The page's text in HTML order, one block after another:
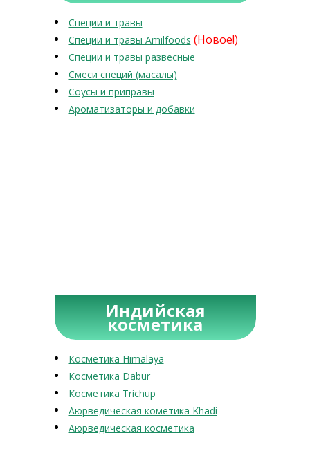
Специи и травы
Специи и травы Amilfoods (Новое!)
Специи и травы развесные
Смеси специй (масалы)
Соусы и приправы
Ароматизаторы и добавки
Индийская
косметика
Косметика Himalaya
Косметика Dabur
Косметика Trichup
Аюрведическая кометика Khadi
Аюрведическая косметика